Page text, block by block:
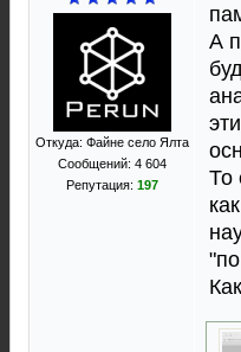
Откуда: Файне село Ялта
Сообщений: 4 604
Репутация: 197
А
То